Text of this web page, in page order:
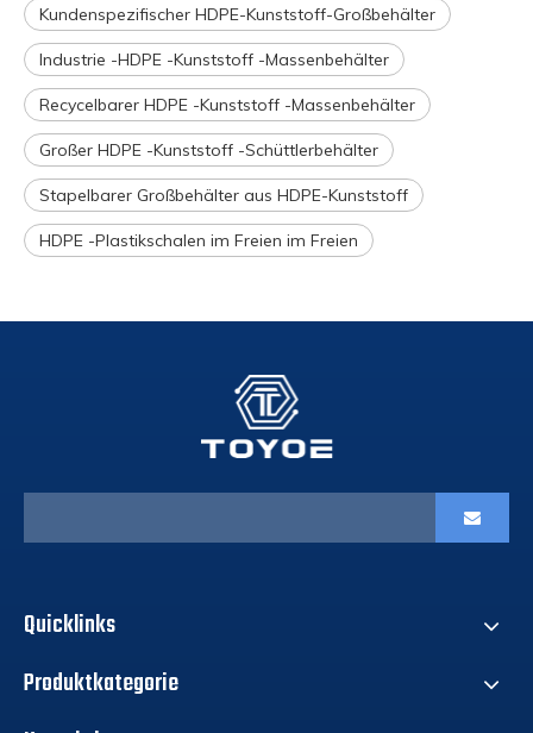
Kundenspezifischer HDPE-Kunststoff-Großbehälter
Industrie -HDPE -Kunststoff -Massenbehälter
Recycelbarer HDPE -Kunststoff -Massenbehälter
Großer HDPE -Kunststoff -Schüttlerbehälter
Stapelbarer Großbehälter aus HDPE-Kunststoff
HDPE -Plastikschalen im Freien im Freien
Quicklinks
Produktkategorie